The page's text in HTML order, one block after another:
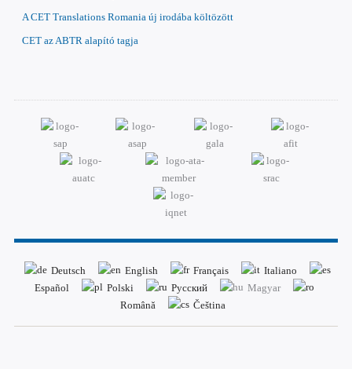
A CET Translations Romania új irodába költözött
CET az ABTR alapító tagja
Deutsch English Français
Italiano
Español
Polski Русский
Magyar
Română
Čeština